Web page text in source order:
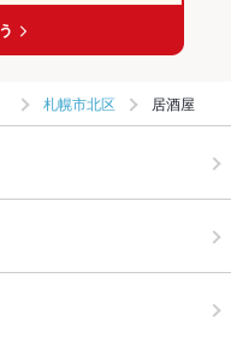
札幌市北区 居酒屋